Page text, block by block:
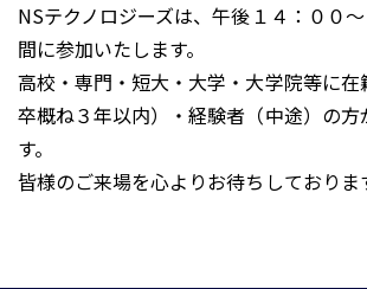
NSテクノロジーズは、午後１４：００
間に参加いたします。
高校・専門・短大・大学・大学院等に
卒概ね３年以内）・経験者（中途）の方
す。
皆様のご来場を心よりお待ちしておりま